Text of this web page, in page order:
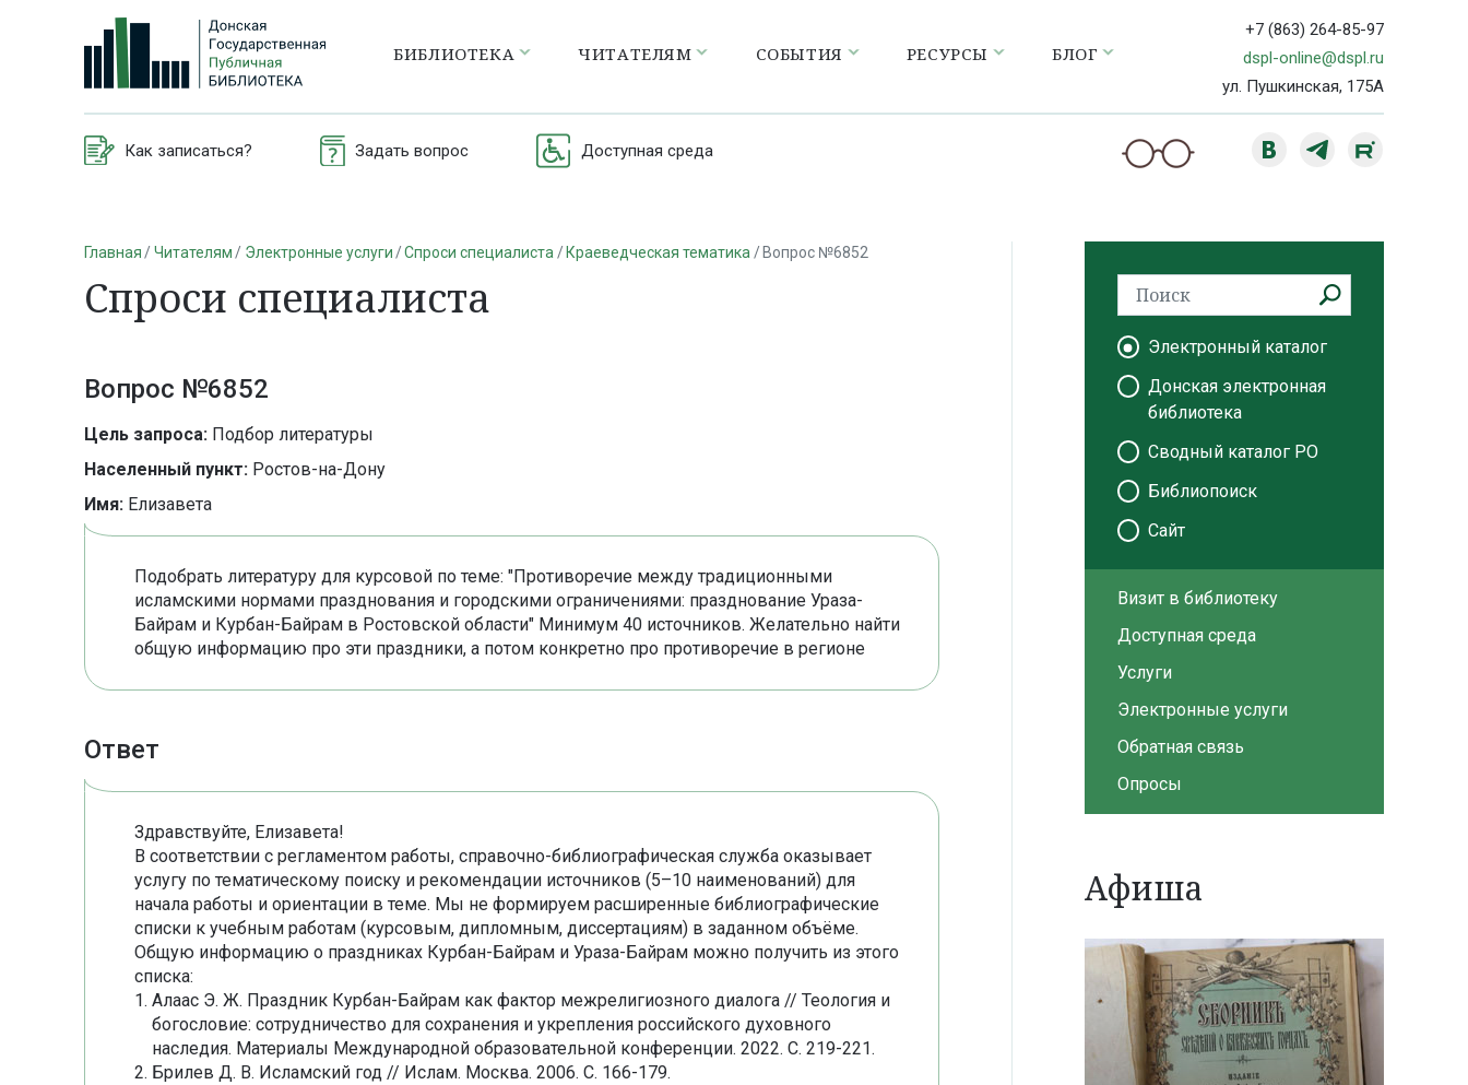
БИБЛИОТЕКА ЧИТАТЕЛЯМ СОБЫТИЯ РЕСУРСЫ БЛОГ
+7 (863) 264-85-97
dspl-online@dspl.ru
ул. Пушкинская, 175А
Как записаться? Задать вопрос Доступная среда
Главная Читателям Электронные услуги Спроси специалиста Краеведческая тематика Вопрос №6852
Спроси специалиста
Вопрос №6852
Цель запроса: Подбор литературы
Населенный пункт: Ростов-на-Дону
Имя: Елизавета
Подобрать литературу для курсовой по теме: "Противоречие между традиционными
исламскими нормами празднования и городскими ограничениями: празднование Ураза-
Байрам и Курбан-Байрам в Ростовской области" Минимум 40 источников. Желательно найти
общую информацию про эти праздники, а потом конкретно про противоречие в регионе
Ответ
Здравствуйте, Елизавета!
В соответствии с регламентом работы, справочно-библиографическая служба оказывает
услугу по тематическому поиску и рекомендации источников (5–10 наименований) для
начала работы и ориентации в теме. Мы не формируем расширенные библиографические
списки к учебным работам (курсовым, дипломным, диссертациям) в заданном объёме.
Общую информацию о праздниках Курбан-Байрам и Ураза-Байрам можно получить из этого
списка:
Алаас Э. Ж. Праздник Курбан-Байрам как фактор межрелигиозного диалога // Теология и
богословие: сотрудничество для сохранения и укрепления российского духовного
наследия. Материалы Международной образовательной конференции. 2022. С. 219-221.
Брилев Д. В. Исламский год // Ислам. Москва. 2006. С. 166-179.
Электронный каталог
Донская электронная
библиотека
Сводный каталог РО
Библиопоиск
Сайт
Визит в библиотеку
Доступная среда
Услуги
Электронные услуги
Обратная связь
Опросы
Афиша